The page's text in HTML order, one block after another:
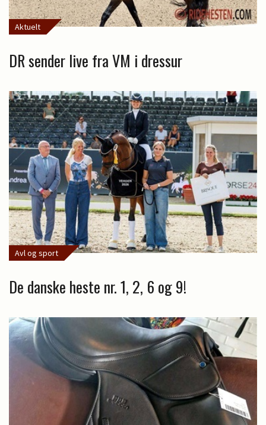
Aktuelt
DR sender live fra VM i dressur
Avl og sport
De danske heste nr. 1, 2, 6 og 9!